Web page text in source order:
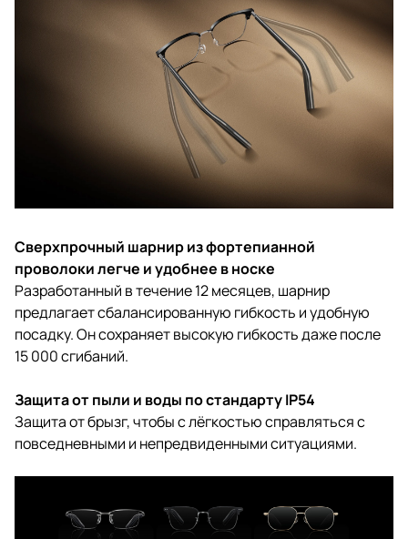
Сверхпрочный шарнир из фортепианной
проволоки легче и удобнее в носке
Разработанный в течение 12 месяцев, шарнир
предлагает сбалансированную гибкость и удобную
посадку. Он сохраняет высокую гибкость даже после
15 000 сгибаний.
Защита от пыли и воды по стандарту IP54
Защита от брызг, чтобы с лёгкостью справляться с
повседневными и непредвиденными ситуациями.